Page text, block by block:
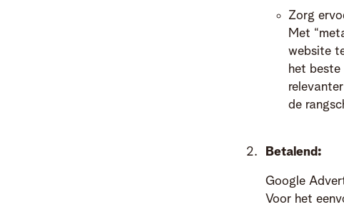
Zorg
Met
website
het
de
Betalend:
Google
Voor het